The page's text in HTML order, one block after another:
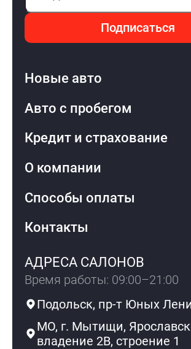
Подписаться
Новые авто
Авто с пробегом
Кредит и страхование
О компании
Способы оплаты
Контакты
АДРЕСА САЛОНОВ
Время работы: 09:00–21:00
Подольск, пр-т Юных
МО, г. Мытищи,
владение 2В, строение 1